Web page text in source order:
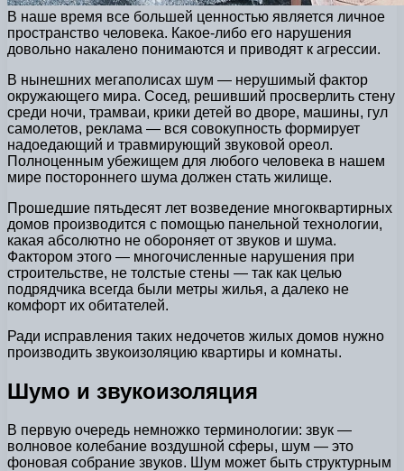
В наше время все большей ценностью является личное
пространство человека. Какое-либо его нарушения
довольно накалено понимаются и приводят к агрессии.
В нынешних мегаполисах шум — нерушимый фактор
окружающего мира. Сосед, решивший просверлить стену
среди ночи, трамваи, крики детей во дворе, машины, гул
самолетов, реклама — вся совокупность формирует
надоедающий и травмирующий звуковой ореол.
Полноценным убежищем для любого человека в нашем
мире постороннего шума должен стать жилище.
Прошедшие пятьдесят лет возведение многоквартирных
домов производится с помощью панельной технологии,
какая абсолютно не обороняет от звуков и шума.
Фактором этого — многочисленные нарушения при
строительстве, не толстые стены — так как целью
подрядчика всегда были метры жилья, а далеко не
комфорт их обитателей.
Ради исправления таких недочетов жилых домов нужно
производить звукоизоляцию квартиры и комнаты.
Шумо и звукоизоляция
В первую очередь немножко терминологии: звук —
волновое колебание воздушной сферы, шум — это
фоновая собрание звуков. Шум может быть структурным